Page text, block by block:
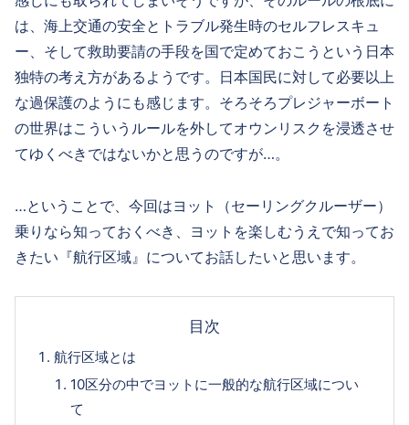
は、海上交通の安全とトラブル発生時のセルフレスキュ
ー、そして救助要請の手段を国で定めておこうという日本
独特の考え方があるようです。日本国民に対して必要以上
な過保護のようにも感じます。そろそろプレジャーボート
の世界はこういうルールを外してオウンリスクを浸透させ
てゆくべきではないかと思うのですが…。
…ということで、今回はヨット（セーリングクルーザー）
乗りなら知っておくべき、ヨットを楽しむうえで知ってお
きたい『航行区域』についてお話したいと思います。
目次
航行区域とは
10区分の中でヨットに一般的な航行区域につい
て